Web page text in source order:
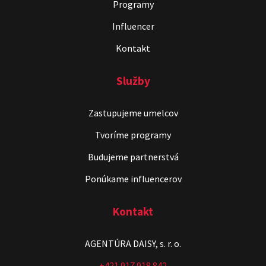
Stand-up & Juraj „ŠOKO”
Tabaček
Show program StandupShow
Programy
Influencer
Kontakt
Služby
Zastupujeme umelcov
Tvoríme programy
Budujeme partnerstvá
Ponúkame influencerov
Kontakt
AGENTÚRA DAISY, s. r. o.